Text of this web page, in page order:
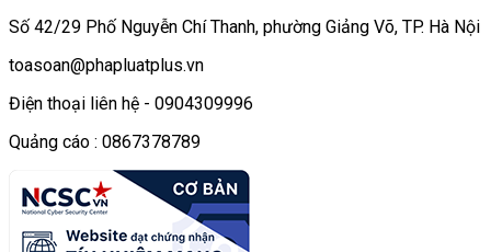
Số 42/29 Phố Nguyễn Chí Thanh, phường Giảng Võ, TP. Hà Nội
toasoan@phapluatplus.vn
Điện thoại liên hệ - 0904309996
Quảng cáo : 0867378789